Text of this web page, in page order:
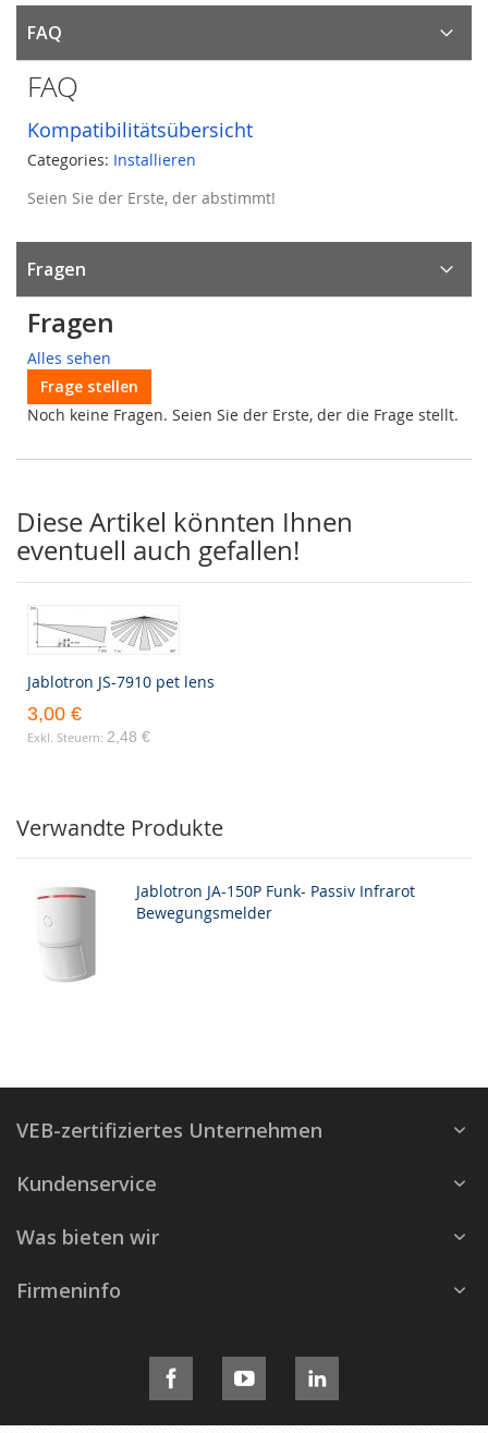
FAQ
FAQ
Kompatibilitätsübersicht
Categories: Installieren
Seien Sie der Erste, der abstimmt!
Fragen
Fragen
Alles sehen
Frage stellen
Noch keine Fragen. Seien Sie der Erste, der die Frage stellt.
Diese Artikel könnten Ihnen
eventuell auch gefallen!
Jablotron JS-7910 pet lens
3,00 €
2,48 €
Verwandte Produkte
Jablotron JA-150P Funk- Passiv Infrarot
Bewegungsmelder
VEB-zertifiziertes Unternehmen
Kundenservice
Was bieten wir
Firmeninfo